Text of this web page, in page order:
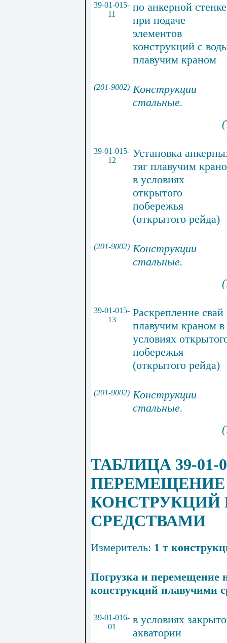
39-01-015-
11
по анкерной стенке
при подаче
элементов
конструкций с
плавучим краном
(201-9002) Конструкции
стальные.
(
39-01-015-
12
Установка
тяг плавучим
в условиях
открытого
побережья
(открытого рейда)
(201-9002) Конструкции
стальные.
(
39-01-015-
13
Раскрепление свай
плавучим краном в
условиях
побережья
(открытого рейда)
(201-9002) Конструкции
стальные.
(
ТАБЛИЦА 39-01-
СРЕДСТВАМИ
Измеритель: 1 т
Погрузка и перемещение
конструкций плавучими
39-01-016-
01
в условиях
акватории